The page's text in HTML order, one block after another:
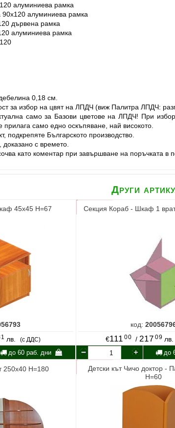
алуминиева рамка
90х120 алуминиева рамка
дървена рамка
алуминиева рамка
0,18 см.
за избор на цвят на ЛПДЧ (виж Палитра ЛПДЧ:
само за Базови цветове на ЛПДЧ! При
прилага само едно оскъпяване, най високото.
подкрепяте Българското производство.
доказано с времето.
като коментар при завършване на поръчката
Други
45х45 Н=67
лв. (с ДДС)
до 60 раб. дни
Секция Кораб - Шкаф 1
код:
€111 00 / 217 09 лв.
до
250х40 Н=180
Детски кът Чичо доктор -
Н=60